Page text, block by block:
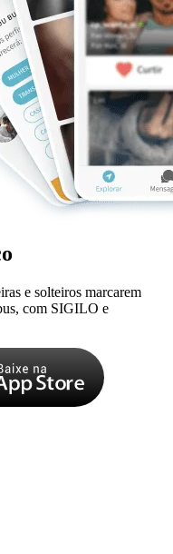
e solteiros marcarem
com SIGILO e